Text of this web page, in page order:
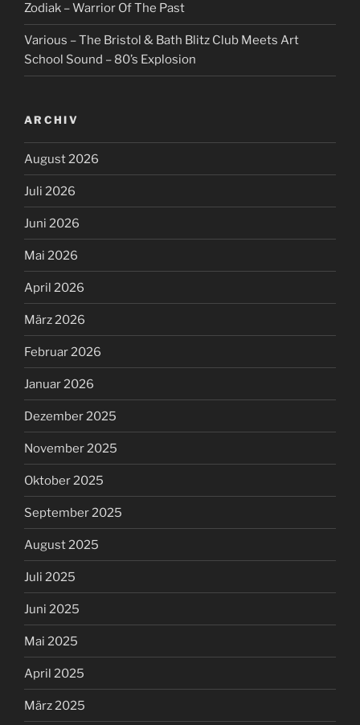
Zodiak – Warrior Of The Past
Various – The Bristol & Bath Blitz Club Meets Art
School Sound – 80’s Explosion
ARCHIV
August 2026
Juli 2026
Juni 2026
Mai 2026
April 2026
März 2026
Februar 2026
Januar 2026
Dezember 2025
November 2025
Oktober 2025
September 2025
August 2025
Juli 2025
Juni 2025
Mai 2025
April 2025
März 2025